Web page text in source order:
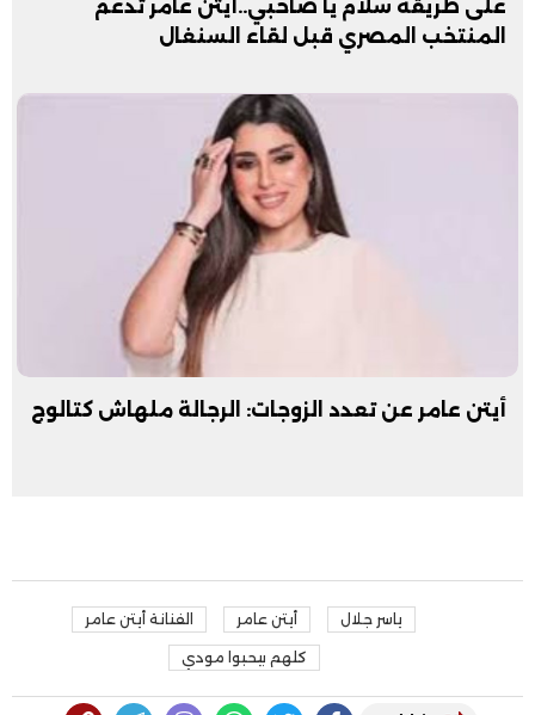
على طريقة سلام يا صاحبي..أيتن عامر تدعم
المنتخب المصري قبل لقاء السنغال
أيتن عامر عن تعدد الزوجات: الرجالة ملهاش كتالوج
ياسر جلال أيتن عامر الفنانة أيتن عامر
كلهم بيحبوا مودي